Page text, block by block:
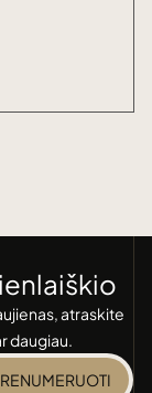
atraskite
daugiau.